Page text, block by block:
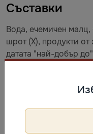
Съставки
Вода, ечемичен
шрот (X), продукти от
датата "най-добър
Съхранение
Да се съхранява при
без излагане на